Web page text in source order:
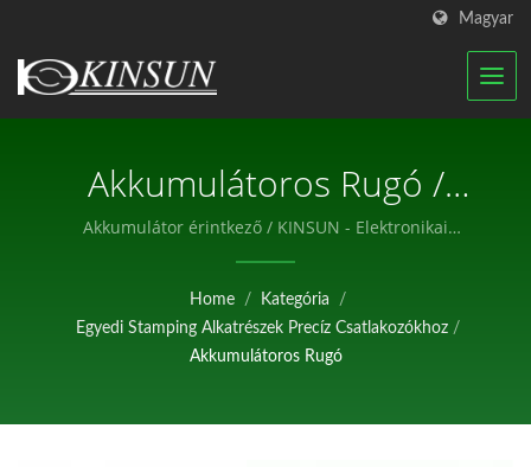
Magyar
Akkumulátoros Rugó /
KINSUN - Elektronikai
Alkatrészek Professzionális
Gyártója.
Akkumulátor érintkező / KINSUN - Elektronikai
alkatrészek professzionális gyártója.
Home / Kategória
/
Egyedi Stamping Alkatrészek Precíz Csatlakozókhoz /
Akkumulátoros Rugó